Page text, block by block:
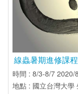
線蟲暑期進修課
時間 : 8/3-8/7 2020/
地點 : 國立台灣大學